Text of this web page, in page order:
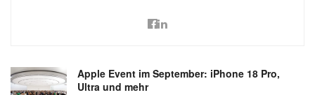
Apple Event im September: iPhone 18 Pro,
Ultra und mehr